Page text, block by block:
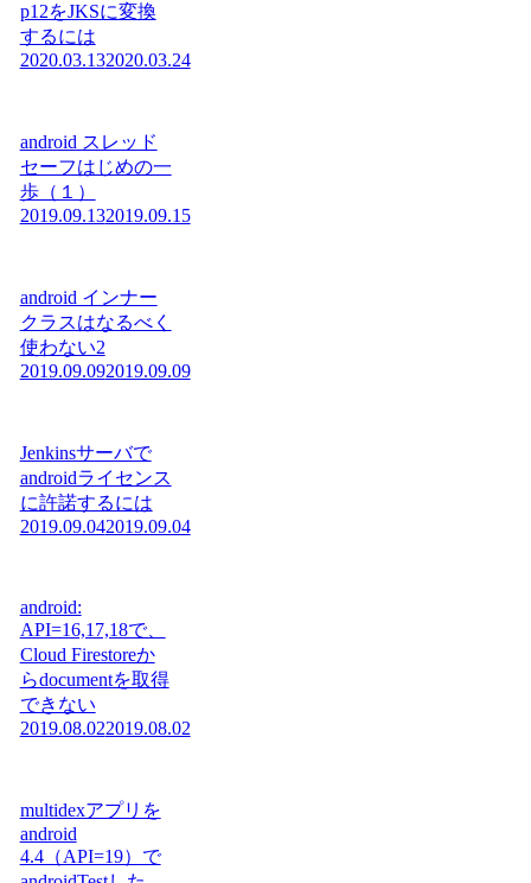
p12をJKSに変換
するには
2020.03.132020.03.24
android スレッド
セーフはじめの一
歩（１）
2019.09.132019.09.15
android インナー
クラスはなるべく
使わない2
2019.09.092019.09.09
Jenkinsサーバで
androidライセンス
に許諾するには
2019.09.042019.09.04
android:
API=16,17,18で、
Cloud Firestoreか
らdocumentを取得
できない
2019.08.022019.08.02
multidexアプリを
android
4.4（API=19）で